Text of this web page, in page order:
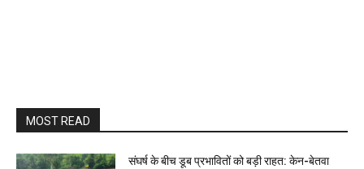
MOST READ
संघर्ष के बीच डूब प्रभावितों को बड़ी राहत: केन-बेतवा